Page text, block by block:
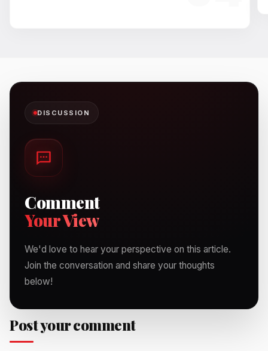
DISCUSSION
Comment
Your View
We'd love to hear your perspective on this article.
Join the conversation and share your thoughts
below!
Post your comment